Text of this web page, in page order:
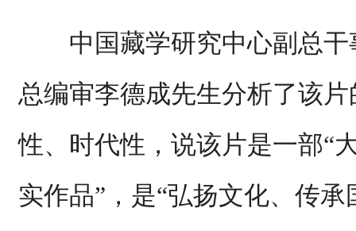
中国藏学研究中心副总干
总编审李德成先生分析了该
性、时代性，说该片是一部“
实作品”，是“弘扬文化、传